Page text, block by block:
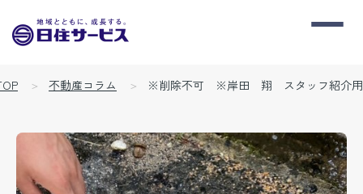
不動産コラム ※削除不可 ※岸田 翔 スタッフ紹介用